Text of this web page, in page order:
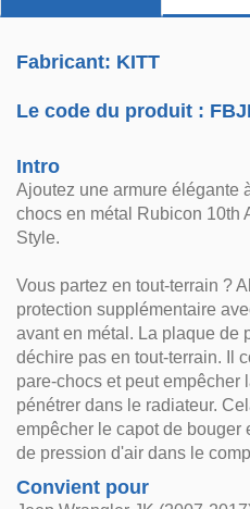
Fabricant: KITT
Le code du produit :
Intro
Ajoutez une armure élégante
chocs en métal Rubicon 10th
Style.
Vous partez en tout-terrain ?
protection supplémentaire
avant en métal. La plaque de
déchire pas en tout-terrain. Il
pare-chocs et peut empêcher
pénétrer dans le radiateur.
empêcher le capot de bouger
de pression d'air dans le
Convient pour